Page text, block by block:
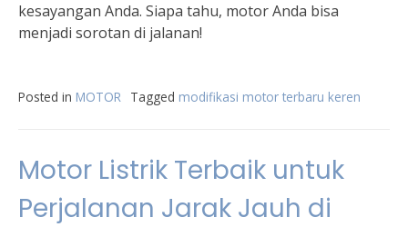
kesayangan Anda. Siapa tahu, motor Anda bisa
menjadi sorotan di jalanan!
Posted in MOTOR Tagged modifikasi motor terbaru keren
Motor Listrik Terbaik untuk
Perjalanan Jarak Jauh di